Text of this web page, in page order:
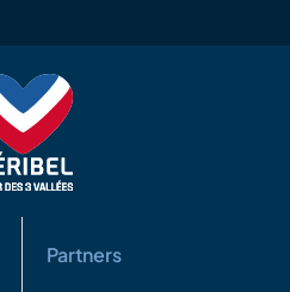
Partners